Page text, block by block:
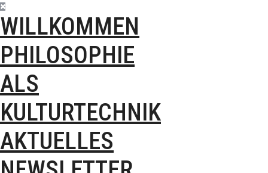
WILLKOMMEN
PHILOSOPHIE
ALS
KULTURTECHNIK
AKTUELLES